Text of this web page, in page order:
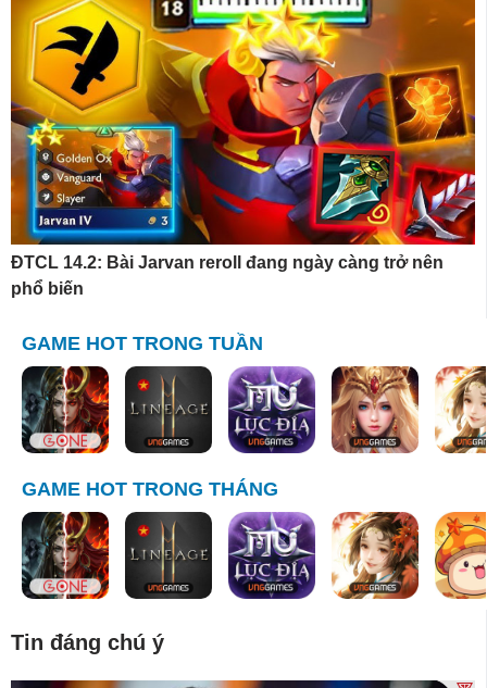
ĐTCL 14.2: Bài Jarvan reroll đang ngày càng trở nên
phổ biến
GAME HOT TRONG TUẦN
GAME HOT TRONG THÁNG
Tin đáng chú ý